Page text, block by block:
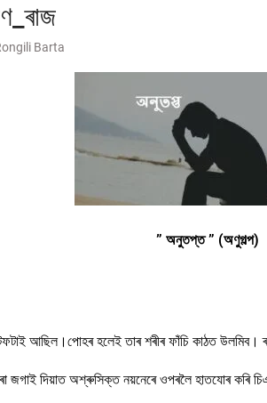
Barta
” অনুতপ্ত ” (অণুগল্প)
আছিল।পোহৰ হলেই তাৰ শৰীৰ ফাঁচি কাঠত উলমিব।
জগাই দিয়াত অশ্ৰুসিক্ত নয়নেৰে ওপৰলৈ হাতযোৰ কৰি